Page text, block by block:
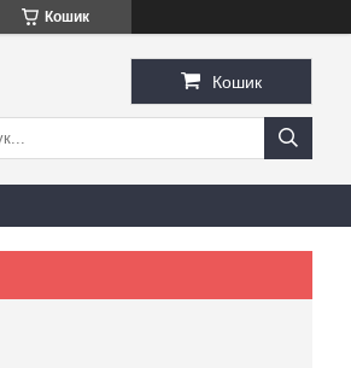
Кошик
Кошик